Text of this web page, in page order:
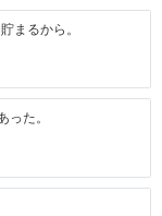
まるから。
った。